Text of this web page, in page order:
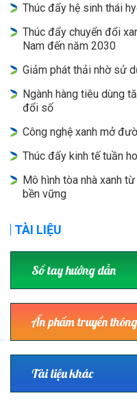
Thúc đẩy hệ sinh thái
Thúc đẩy chuyển đổi
Nam đến năm 2030
Giảm phát thải nhờ sử
Ngành hàng tiêu dùng
đổi số
Công nghệ xanh mở
Thúc đẩy kinh tế tuần
Mô hình tòa nhà xanh
bền vững
TÀI LIỆU
Sổ tay hướng dẫn
Ấn phẩm truyền thông
Tài liệu khác